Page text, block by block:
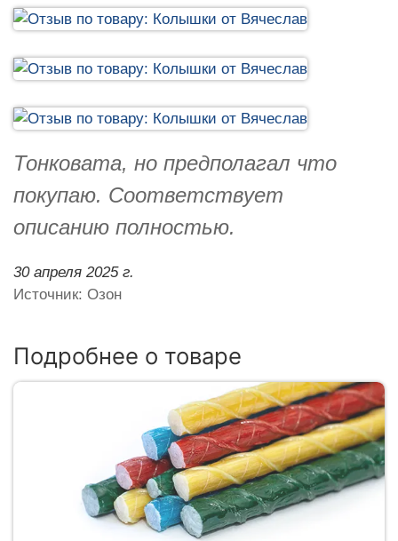
Тонковата, но предполагал что
покупаю. Соответствует
описанию полностью.
30 апреля 2025 г.
Источник: Озон
Подробнее о товаре